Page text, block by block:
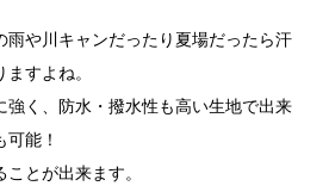
雨や川キャンだったり夏場だったら汗
すよね。
強く、防水・撥水性も高い生地で出来
能！
とが出来ます。